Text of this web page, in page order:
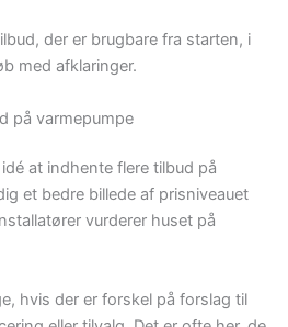
der er brugbare fra starten, i
med afklaringer.
på varmepumpe
at indhente flere tilbud på
et bedre billede af prisniveauet
vurderer huset på
hvis der er forskel på forslag til